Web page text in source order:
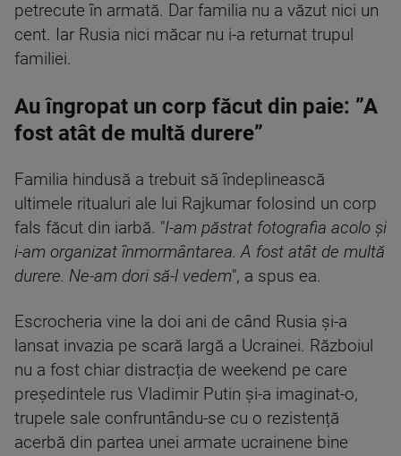
petrecute în armată. Dar familia nu a văzut nici un
cent. Iar Rusia nici măcar nu i-a returnat trupul
familiei.
Au îngropat un corp făcut din paie: ”A
fost atât de multă durere”
Familia hindusă a trebuit să îndeplinească
ultimele ritualuri ale lui Rajkumar folosind un corp
fals făcut din iarbă. "I-am păstrat fotografia acolo și
i-am organizat înmormântarea. A fost atât de multă
durere. Ne-am dori să-l vedem", a spus ea.
Escrocheria vine la doi ani de când Rusia și-a
lansat invazia pe scară largă a Ucrainei. Războiul
nu a fost chiar distracția de weekend pe care
președintele rus Vladimir Putin și-a imaginat-o,
trupele sale confruntându-se cu o rezistență
acerbă din partea unei armate ucrainene bine